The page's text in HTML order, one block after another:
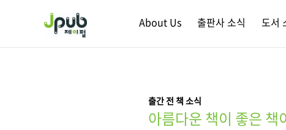
About Us 출판사 소식 도서
출간 전 책 소식
아름다운 책이 좋은 책